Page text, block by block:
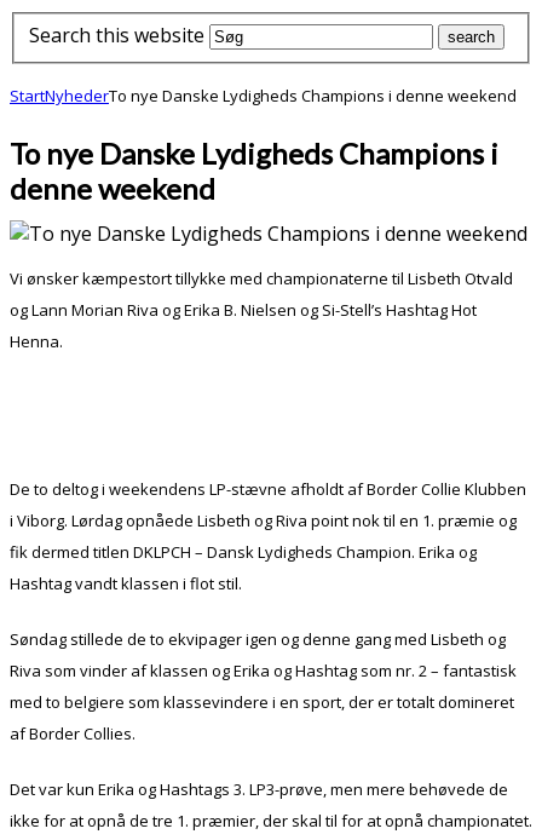
Search this website
StartNyhederTo nye Danske Lydigheds Champions i denne weekend
To nye Danske Lydigheds Champions i
denne weekend
Vi ønsker kæmpestort tillykke med championaterne til Lisbeth Otvald
og Lann Morian Riva og Erika B. Nielsen og Si-Stell’s Hashtag Hot
Henna.
De to deltog i weekendens LP-stævne afholdt af Border Collie Klubben
i Viborg. Lørdag opnåede Lisbeth og Riva point nok til en 1. præmie og
fik dermed titlen DKLPCH – Dansk Lydigheds Champion. Erika og
Hashtag vandt klassen i flot stil.
Søndag stillede de to ekvipager igen og denne gang med Lisbeth og
Riva som vinder af klassen og Erika og Hashtag som nr. 2 – fantastisk
med to belgiere som klassevindere i en sport, der er totalt domineret
af Border Collies.
Det var kun Erika og Hashtags 3. LP3-prøve, men mere behøvede de
ikke for at opnå de tre 1. præmier, der skal til for at opnå championatet.